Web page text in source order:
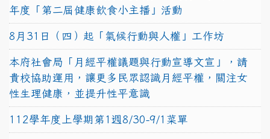
年度「第二屆健康飲食小主播」活動
8月31日（四）起「氣候行動與人權」工作坊
本府社會局「月經平權議題與行動宣導文宣」，請
貴校協助運用，讓更多民眾認識月經平權，關注女
性生理健康，並提升性平意識
112學年度上學期第1週8/30-9/1菜單